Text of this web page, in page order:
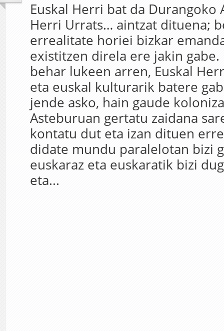
Euskal Herri bat da Durangoko
Herri Urrats… aintzat dituena;
errealitate horiei bizkar
existitzen direla ere jakin gabe.
behar lukeen arren, Euskal
eta euskal kulturarik batere
jende asko, hain gaude
Asteburuan gertatu zaidana
kontatu dut eta izan dituen
didate mundu paralelotan bizi
euskaraz eta euskaratik bizi
eta...